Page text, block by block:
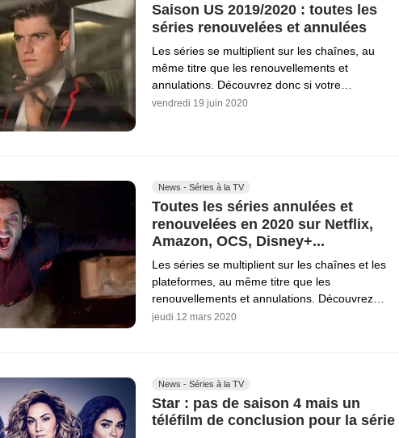
Saison US 2019/2020 : toutes les
séries renouvelées et annulées
Les séries se multiplient sur les chaînes, au
même titre que les renouvellements et
annulations. Découvrez donc si votre…
vendredi 19 juin 2020
News - Séries à la TV
Toutes les séries annulées et
renouvelées en 2020 sur Netflix,
Amazon, OCS, Disney+...
Les séries se multiplient sur les chaînes et les
plateformes, au même titre que les
renouvellements et annulations. Découvrez…
jeudi 12 mars 2020
News - Séries à la TV
Star : pas de saison 4 mais un
téléfilm de conclusion pour la série